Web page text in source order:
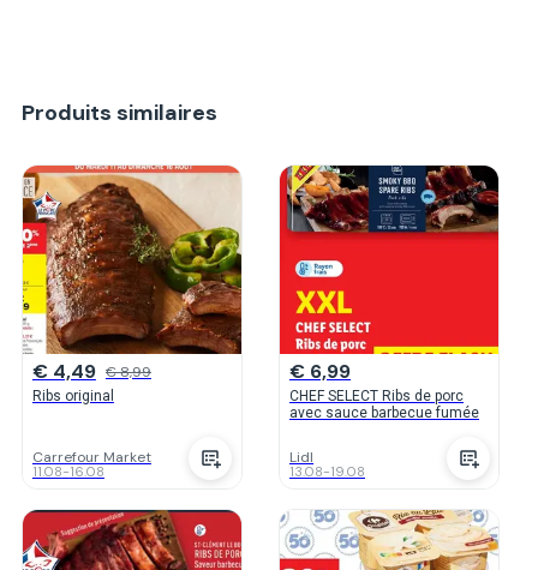
Produits similaires
€ 4,49 € 8,99
Ribs original
Carrefour Market
11.08-16.08
€ 6,99
CHEF SELECT Ribs de porc
avec sauce barbecue fumée
Lidl
13.08-19.08